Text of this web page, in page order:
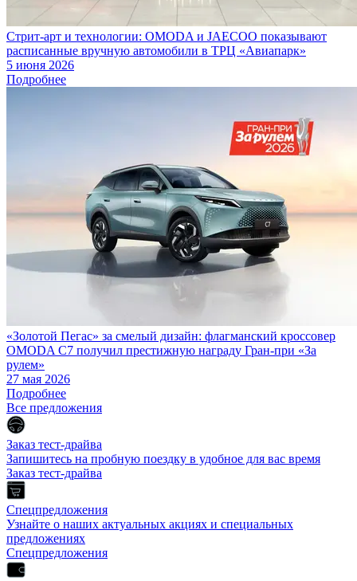
Стрит-арт и технологии: OMODA и JAECOO показывают
расписанные вручную автомобили в ТРЦ «Авиапарк»
5 июня 2026
Подробнее
«Золотой Пегас» за смелый дизайн: флагманский кроссовер
OMODA C7 получил престижную награду Гран-при «За
рулем»
27 мая 2026
Подробнее
Все предложения
Заказ тест-драйва
Запишитесь на пробную поездку в удобное для вас время
Заказ тест-драйва
Спецпредложения
Узнайте о наших актуальных акциях и специальных
предложениях
Спецпредложения